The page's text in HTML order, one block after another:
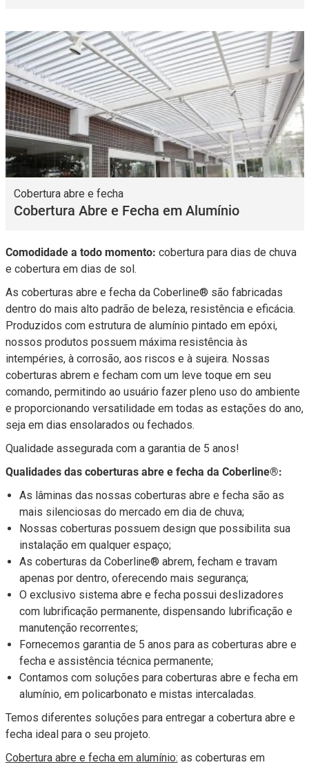
Cobertura abre e fecha
Cobertura Abre e Fecha em Alumínio
Comodidade a todo momento: cobertura para dias de chuva
e cobertura em dias de sol.
As coberturas abre e fecha da Coberline® são fabricadas
dentro do mais alto padrão de beleza, resistência e eficácia.
Produzidos com estrutura de alumínio pintado em epóxi,
nossos produtos possuem máxima resistência às
intempéries, à corrosão, aos riscos e à sujeira. Nossas
coberturas abrem e fecham com um leve toque em seu
comando, permitindo ao usuário fazer pleno uso do ambiente
e proporcionando versatilidade em todas as estações do ano,
seja em dias ensolarados ou fechados.
Qualidade assegurada com a garantia de 5 anos!
Qualidades das coberturas abre e fecha da Coberline®:
As lâminas das nossas coberturas abre e fecha são as
mais silenciosas do mercado em dia de chuva;
Nossas coberturas possuem design que possibilita sua
instalação em qualquer espaço;
As coberturas da Coberline® abrem, fecham e travam
apenas por dentro, oferecendo mais segurança;
O exclusivo sistema abre e fecha possui deslizadores
com lubrificação permanente, dispensando lubrificação e
manutenção recorrentes;
Fornecemos garantia de 5 anos para as coberturas abre e
fecha e assistência técnica permanente;
Contamos com soluções para coberturas abre e fecha em
alumínio, em policarbonato e mistas intercaladas.
Temos diferentes soluções para entregar a cobertura abre e
fecha ideal para o seu projeto.
Cobertura abre e fecha em alumínio: as coberturas em